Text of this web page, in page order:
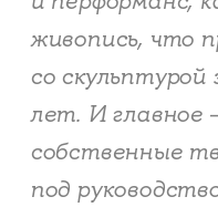
живопись, что
со
лет. И главное
собственные
под